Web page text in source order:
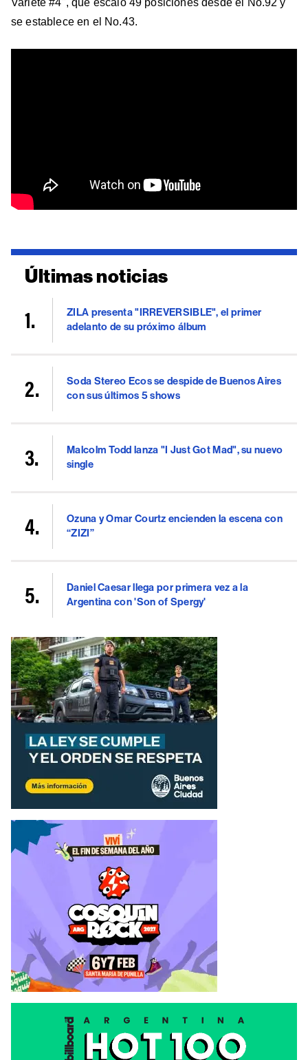
se establece en el No.43.
Últimas noticias
ZILA presenta "IRREVERSIBLE", el primer
adelanto de su próximo álbum
Soda Stereo Ecos se despide de Buenos Aires
con sus últimos 5 shows
Malcolm Todd lanza "I Just Got Mad", su nuevo
single
Ozuna y Omar Courtz encienden la escena con
“ZIZI”
Daniel Caesar llega por primera vez a la
Argentina con 'Son of Spergy'